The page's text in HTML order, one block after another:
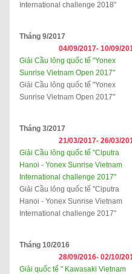
International challenge 2018"
Tháng 9/2017
04/09/2017- 10/09/
Giải Cầu lông quốc tế "Yonex
Sunrise Vietnam Open 2017"
Giải Cầu lông quốc tế "Yonex
Sunrise Vietnam Open 2017"
Tháng 3/2017
21/03/2017- 26/03/
Giải Cầu lông quốc tế "Ciputra
Hanoi - Yonex Sunrise Vietnam
International challenge 2017"
Giải Cầu lông quốc tế "Ciputra
Hanoi - Yonex Sunrise Vietnam
International challenge 2017"
Tháng 10/2016
28/09/2016- 02/10/
Giải quốc tế " Kawasaki Vietnam